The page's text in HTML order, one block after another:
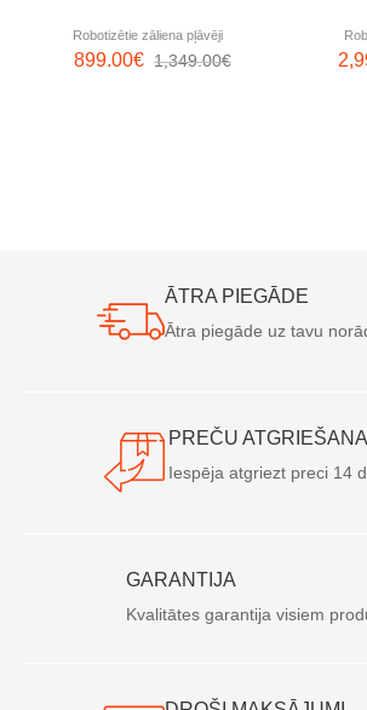
Robotizētie zāliena pļāvēji
1,349.00€
899.00€
ĀTRA PIEGĀDE
Ātra piegāde uz tavu
PREČU ATGRIEŠANA
Iespēja atgriezt preci 14
GARANTIJA
Kvalitātes garantija visiem